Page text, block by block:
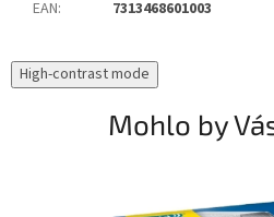
EAN: 7313468601003
High-contrast mode
Mohlo by